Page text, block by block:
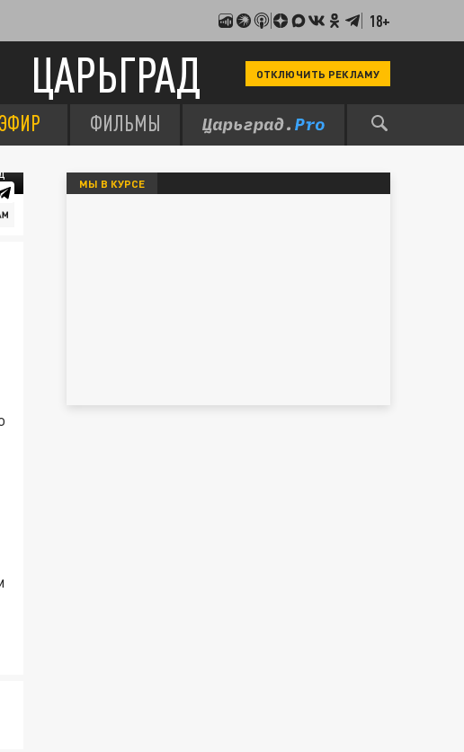
18+
ЦАРЬГРАД ОТКЛЮЧИТЬ РЕКЛАМУ
ЭФИР ФИЛЬМЫ
МЫ В КУРСЕ